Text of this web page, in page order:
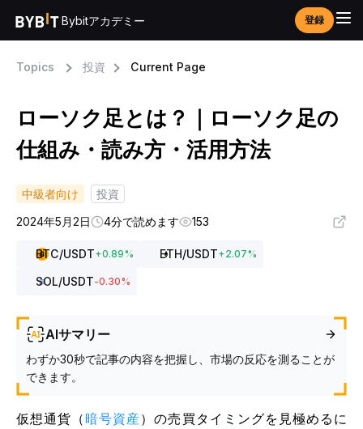
Bybitアカデミー 登録
Topics 投資 Current Page
ローソク足とは？｜ローソク足の
仕組み・読み方・活用方法
中級者向け
投資
2024年5月2日
4分で読めます 153
BTC/USDT+0.89% ETH/USDT+2.07%
SOL/USDT-0.30%
AIサマリー
わずか30秒で記事の内容を把握し、市場の反応を測ることが
できます。
仮想通貨（暗号資産）の売買タイミングを見極めるに